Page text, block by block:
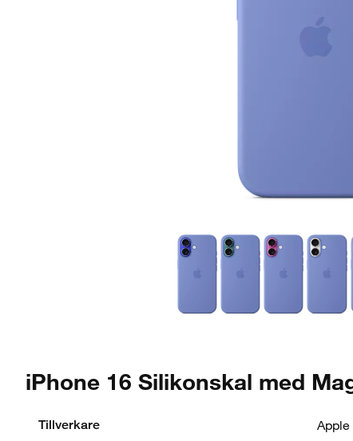
iPhone 16 Silikonskal med
Tillverkare Apple